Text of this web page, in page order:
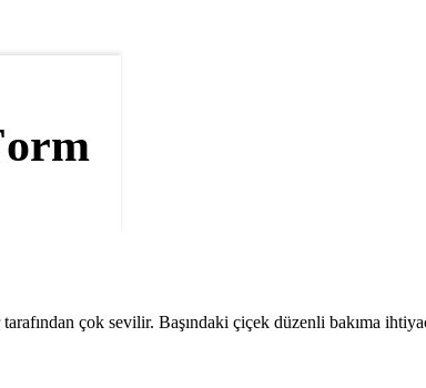
çok sevilir. Başındaki çiçek düzenli bakıma